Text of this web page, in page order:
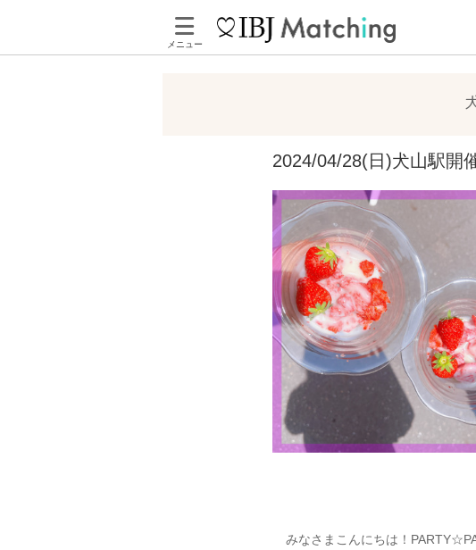
メニュー
2024/04/28(日)犬山駅開
みなさまこんにちは！